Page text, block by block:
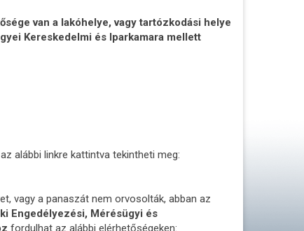
van a lakóhelye, vagy tartózkodási helye
Kereskedelmi és Iparkamara mellett
alábbi linkre kattintva tekintheti meg:
vagy a panaszát nem orvosolták, abban az
Engedélyezési, Mérésügyi és
fordulhat az alábbi elérhetőségeken: